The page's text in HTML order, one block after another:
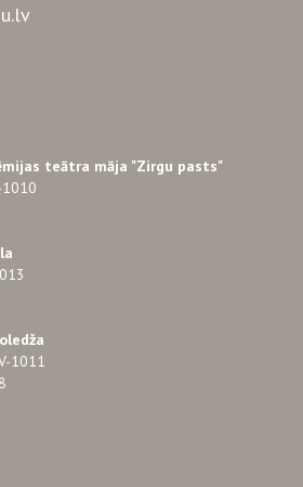
teātra māja "Zirgu pasts"
1010
1011